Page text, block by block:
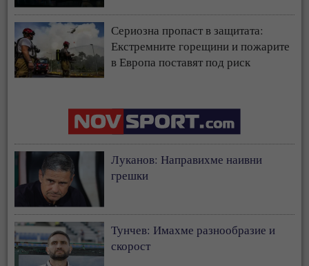
Сериозна пропаст в защитата:
Екстремните горещини и пожарите
в Европа поставят под риск
Луканов: Направихме наивни
грешки
Тунчев: Имахме разнообразие и
скорост